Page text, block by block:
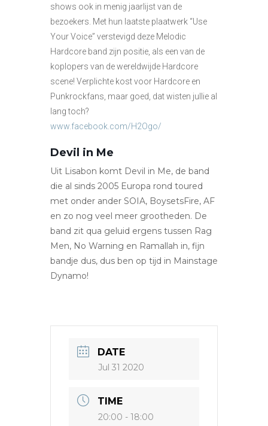
shows ook in menig jaarlijst van de
bezoekers. Met hun laatste plaatwerk “Use
Your Voice” verstevigd deze Melodic
Hardcore band zijn positie, als een van de
koplopers van de wereldwijde Hardcore
scene! Verplichte kost voor Hardcore en
Punkrockfans, maar goed, dat wisten jullie al
lang toch?
www.facebook.com/H2Ogo/
Devil in Me
Uit Lisabon komt Devil in Me, de band
die al sinds 2005 Europa rond toured
met onder ander SOIA, BoysetsFire, AF
en zo nog veel meer grootheden. De
band zit qua geluid ergens tussen Rag
Men, No Warning en Ramallah in, fijn
bandje dus, dus ben op tijd in Mainstage
Dynamo!
DATE
Jul 31 2020
TIME
20:00 - 18:00